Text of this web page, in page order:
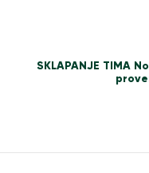
SKLAPANJE TIMA